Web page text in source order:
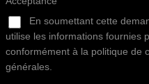
En soumettant cette
utilise les informations fournies
conformément à la politique de
générales.